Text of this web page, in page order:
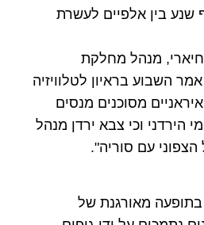
שנע בין אלפיים לעשרת
מנהל מחלקת
השבוע בראיון לטלוויזיה
מסוכנים מנסים
הירדני וכי צבא ירדן מנהל
עם סוריה".
בתופעה מאורגנת של